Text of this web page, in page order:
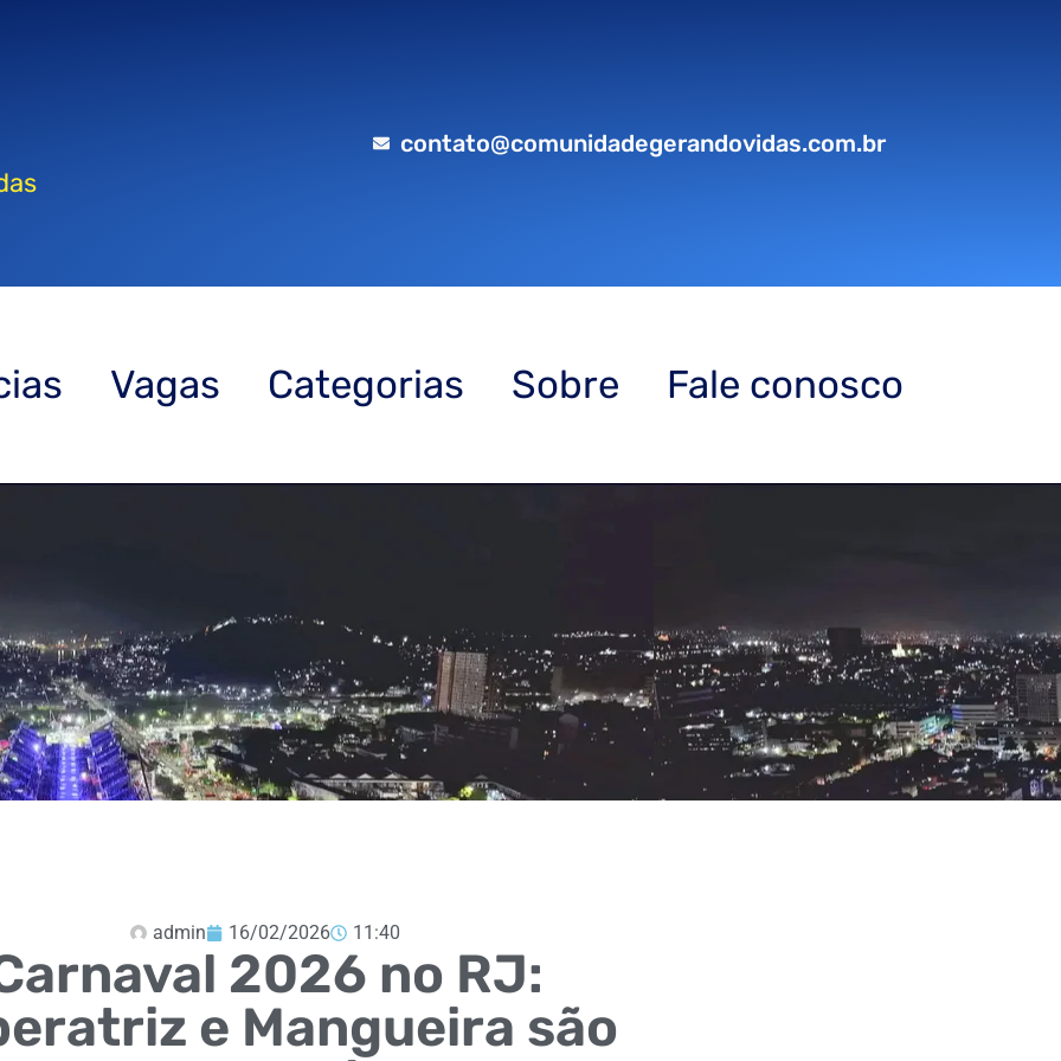
contato@comunidadegerandovidas.com.br
Vagas Categorias Sobre Fale conosco
admin 16/02/2026 11:40
2026 no RJ:
e Mangueira são